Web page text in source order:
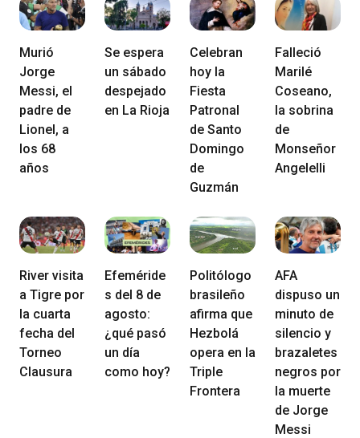
Murió
Jorge
Messi, el
padre de
Lionel, a
los 68
años
Se espera
un sábado
despejado
en La Rioja
Celebran
hoy la
Fiesta
Patronal
de Santo
Domingo
de
Guzmán
Falleció
Marilé
Coseano,
la sobrina
de
Monseñor
Angelelli
River visita
a Tigre por
la cuarta
fecha del
Torneo
Clausura
Efeméride
s del 8 de
agosto:
¿qué pasó
un día
como hoy?
Politólogo
brasileño
afirma que
Hezbolá
opera en la
Triple
Frontera
AFA
dispuso un
minuto de
silencio y
brazaletes
negros por
la muerte
de Jorge
Messi